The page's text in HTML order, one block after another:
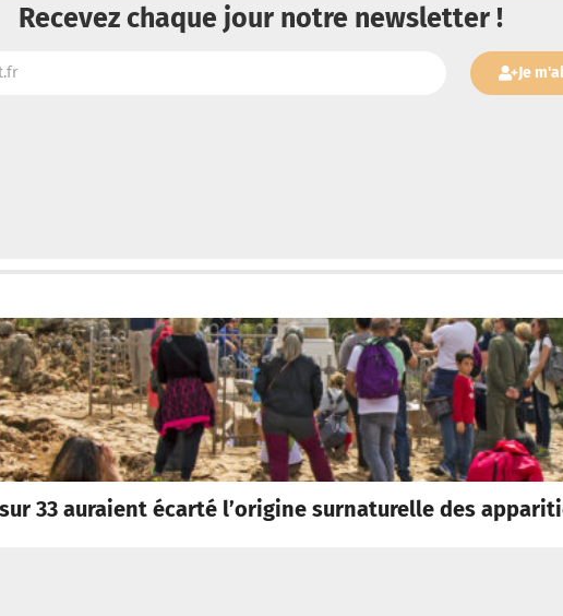
Recevez chaque jour notre newsletter !
Je
33 auraient écarté l’origine surnaturelle des